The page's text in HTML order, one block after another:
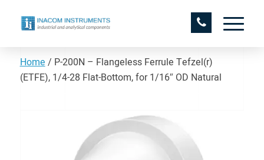
Home / P-200N – Flangeless Ferrule Tefzel(r)
(ETFE), 1/4-28 Flat-Bottom, for 1/16″ OD Natural